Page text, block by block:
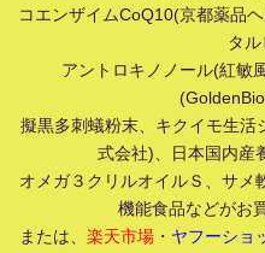
コエンザイムCoQ10(京都薬品
タル
アントロキノノール(紅敏
擬黒多刺蟻粉末、キクイモ生活
式会社)、日本国内産
オメガ３クリルオイルＳ、サメ
機能食品などがお
または、 楽天市場 ・ ヤフーショ